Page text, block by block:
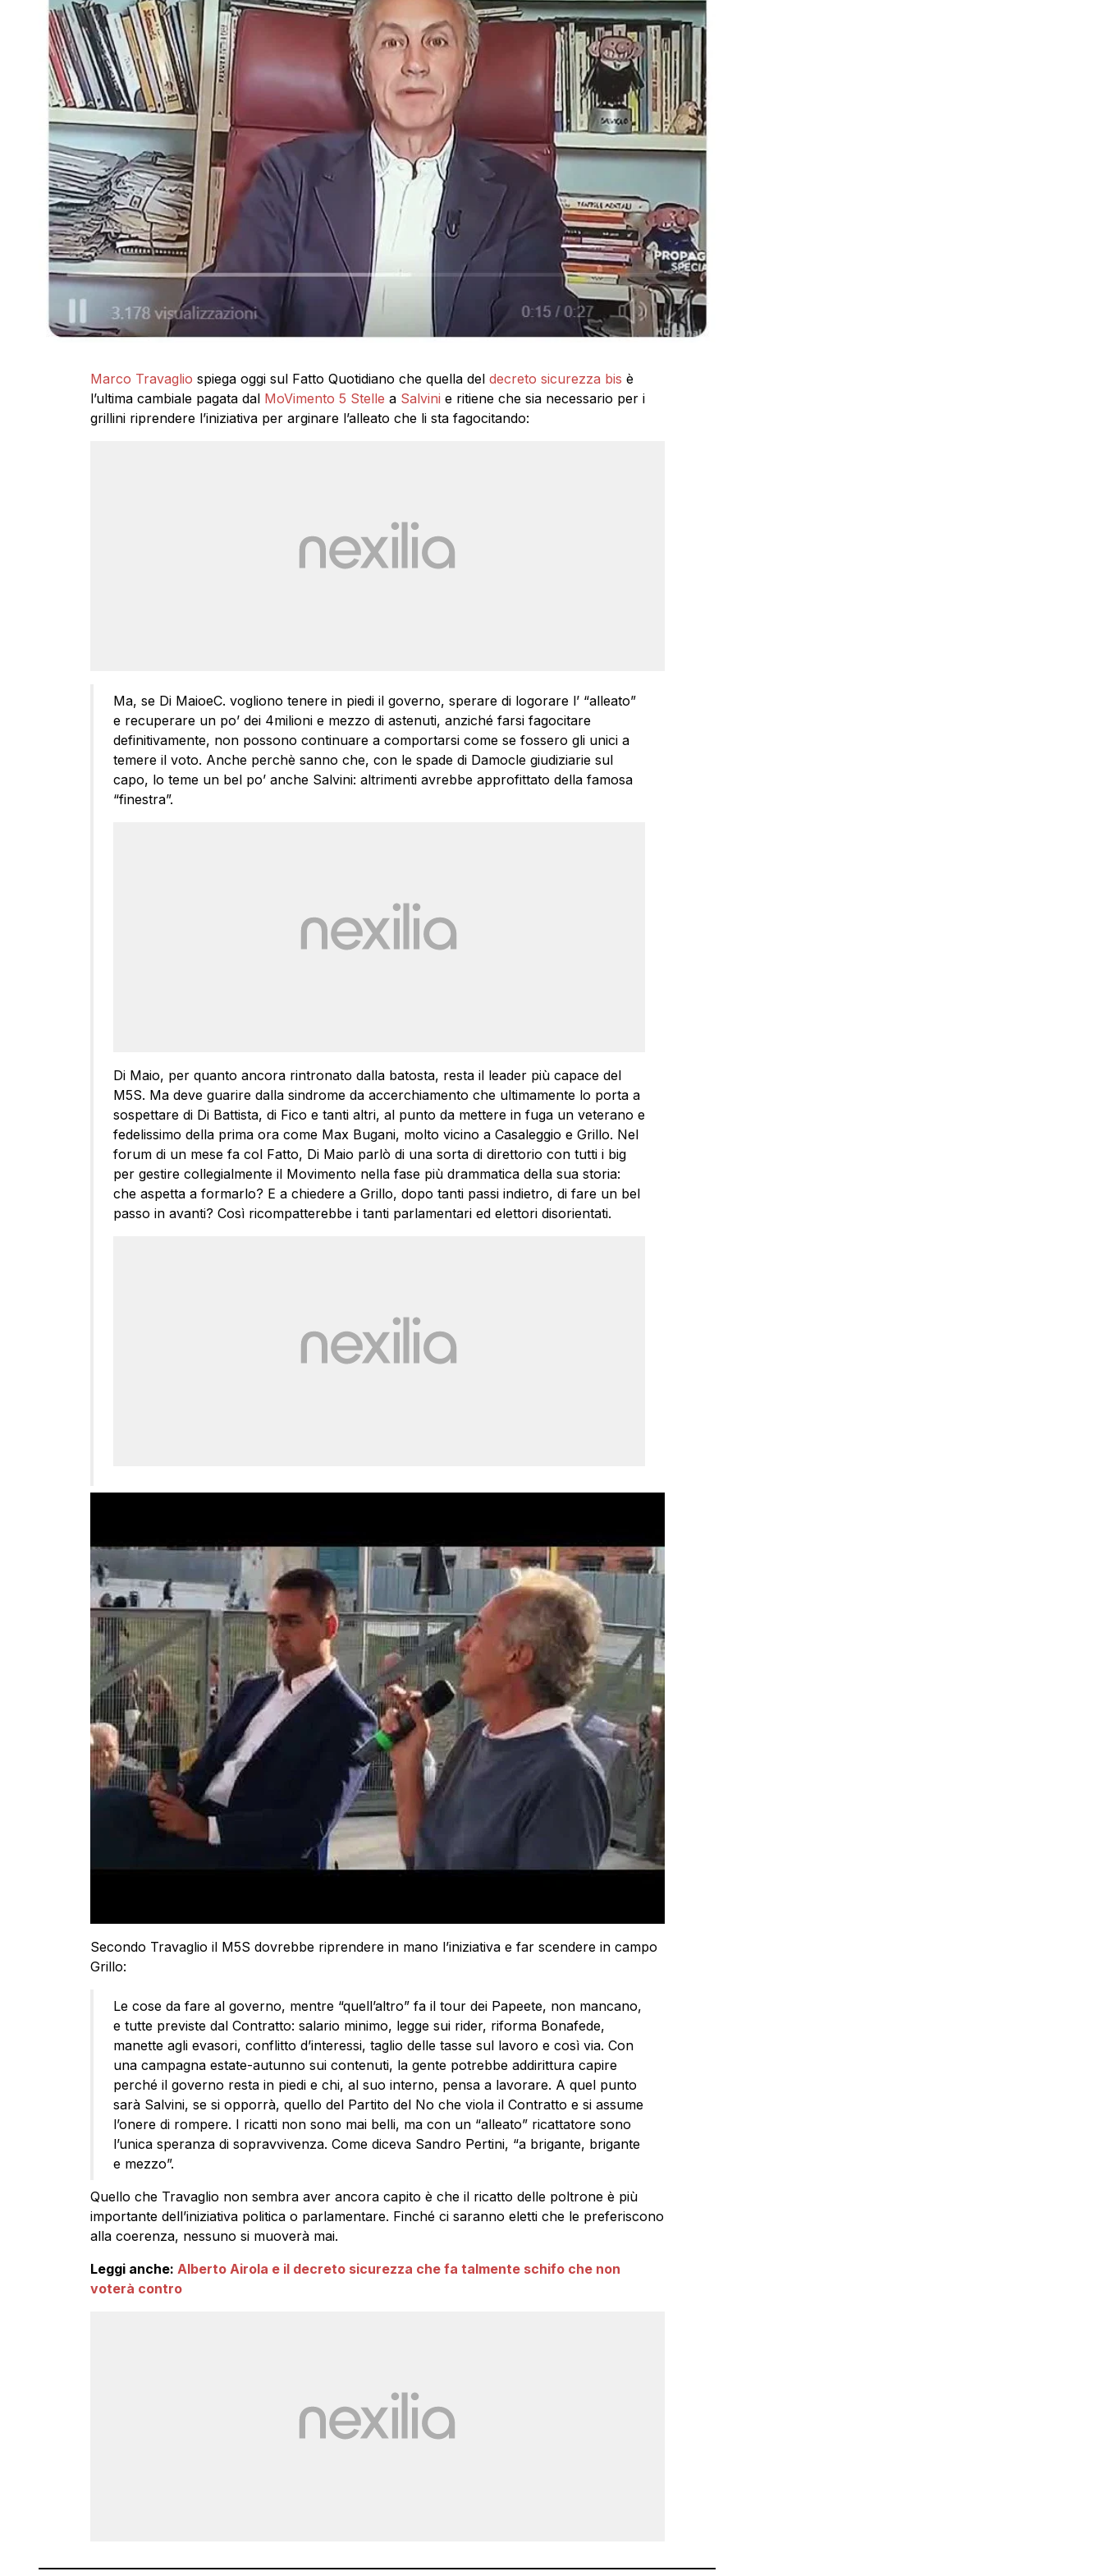
Marco Travaglio spiega oggi sul Fatto Quotidiano che quella del decreto sicurezza bis è
l’ultima cambiale pagata dal MoVimento 5 Stelle a Salvini e ritiene che sia necessario per i
grillini riprendere l’iniziativa per arginare l’alleato che li sta fagocitando:
Ma, se Di MaioeC. vogliono tenere in piedi il governo, sperare di logorare l’ “alleato”
e recuperare un po’ dei 4milioni e mezzo di astenuti, anziché farsi fagocitare
definitivamente, non possono continuare a comportarsi come se fossero gli unici a
temere il voto. Anche perchè sanno che, con le spade di Damocle giudiziarie sul
capo, lo teme un bel po’ anche Salvini: altrimenti avrebbe approfittato della famosa
“finestra”.
Di Maio, per quanto ancora rintronato dalla batosta, resta il leader più capace del
M5S. Ma deve guarire dalla sindrome da accerchiamento che ultimamente lo porta a
sospettare di Di Battista, di Fico e tanti altri, al punto da mettere in fuga un veterano e
fedelissimo della prima ora come Max Bugani, molto vicino a Casaleggio e Grillo. Nel
forum di un mese fa col Fatto, Di Maio parlò di una sorta di direttorio con tutti i big
per gestire collegialmente il Movimento nella fase più drammatica della sua storia:
che aspetta a formarlo? E a chiedere a Grillo, dopo tanti passi indietro, di fare un bel
passo in avanti? Così ricompatterebbe i tanti parlamentari ed elettori disorientati.
Secondo Travaglio il M5S dovrebbe riprendere in mano l’iniziativa e far scendere in campo
Grillo:
Le cose da fare al governo, mentre “quell’altro” fa il tour dei Papeete, non mancano,
e tutte previste dal Contratto: salario minimo, legge sui rider, riforma Bonafede,
manette agli evasori, conflitto d’interessi, taglio delle tasse sul lavoro e così via. Con
una campagna estate-autunno sui contenuti, la gente potrebbe addirittura capire
perché il governo resta in piedi e chi, al suo interno, pensa a lavorare. A quel punto
sarà Salvini, se si opporrà, quello del Partito del No che viola il Contratto e si assume
l’onere di rompere. I ricatti non sono mai belli, ma con un “alleato” ricattatore sono
l’unica speranza di sopravvivenza. Come diceva Sandro Pertini, “a brigante, brigante
e mezzo”.
Quello che Travaglio non sembra aver ancora capito è che il ricatto delle poltrone è più
importante dell’iniziativa politica o parlamentare. Finché ci saranno eletti che le preferiscono
alla coerenza, nessuno si muoverà mai.
Leggi anche: Alberto Airola e il decreto sicurezza che fa talmente schifo che non
voterà contro